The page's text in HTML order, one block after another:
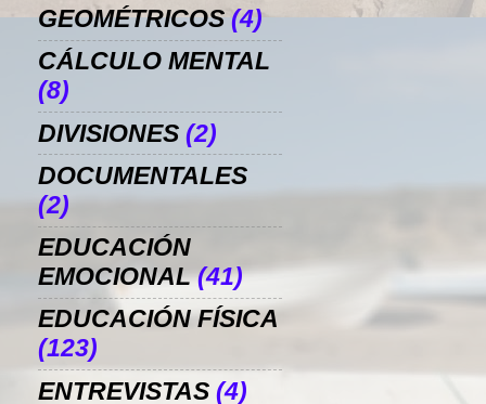
GEOMÉTRICOS (4)
CÁLCULO MENTAL
(8)
DIVISIONES (2)
DOCUMENTALES
(2)
EDUCACIÓN
EMOCIONAL (41)
EDUCACIÓN FÍSICA
(123)
ENTREVISTAS (4)